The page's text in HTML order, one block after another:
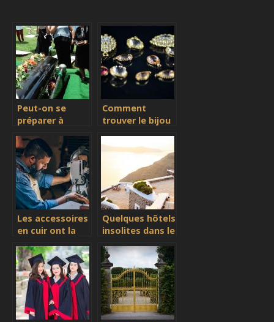
Peut-on se
préparer à
mort d’un
proche ?
Comment
trouver le bijou
pour sa bien-
Les accessoires
en cuir ont la
fabricants
Quelques hôtels
insolites dans le